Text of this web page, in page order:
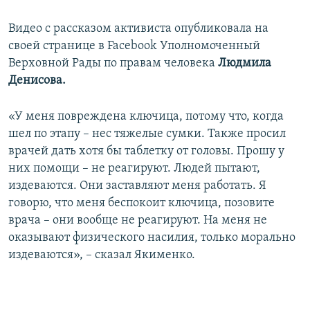
КРЫМ.НЕПОКОРЕННЫЙ
ELIFBE
Все сайты RFE/RL
Видео с рассказом активиста опубликовала на
своей странице в Facebook Уполномоченный
Верховной Рады по правам человека Людмила
Денисова.
«У меня повреждена ключица, потому что, когда
шел по этапу – нес тяжелые сумки. Также просил
врачей дать хотя бы таблетку от головы. Прошу у
них помощи – не реагируют. Людей пытают,
издеваются. Они заставляют меня работать. Я
говорю, что меня беспокоит ключица, позовите
врача – они вообще не реагируют. На меня не
оказывают физического насилия, только морально
издеваются», – сказал Якименко.